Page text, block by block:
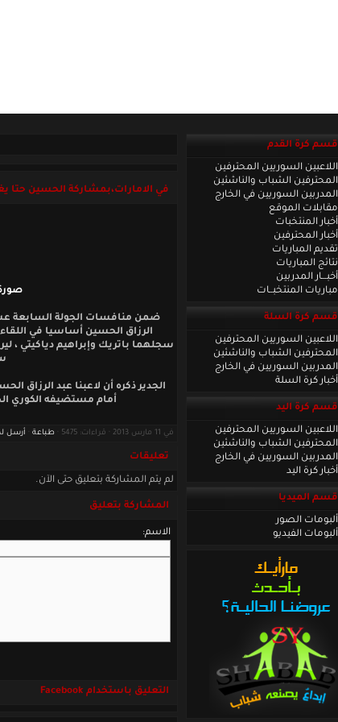
قسم كرة القدم
اللاعبين السوريين المحترفين
المحترفين الشباب والناشئين
المدربين السوريين في الخارج
مقابلات الموقع
أخبار المنتخبات
أخبار المحترفين
تقديم المباريات
نتائج المباريات
أخبـــار المدربين
مباريات المنتخبــات
قسم كرة السلة
اللاعبين السوريين المحترفين
المحترفين الشباب والناشئين
المدربين السوريين في الخارج
أخبار كرة السلة
قسم كرة اليد
اللاعبين السوريين المحترفين
المحترفين الشباب والناشئين
المدربين السوريين في الخارج
أخبار كرة اليد
قسم الميديا
ألبومات الصور
ألبومات الفيديو
في الامارات،بمشاركة الحسين حتا
ضمن منافسات الجولة السابعة
الرزاق الحسين أساسيا في
الجدير ذكره أن لاعبنا عبد الرزاق
أمام مستضيفه الكوري الجنوبي
في 11 مارس 2013 · قراءات: 5475 · طباعة أرسل
تعليقات
لم يتم المشاركة بتعليق حتى الآن.
المشاركة بتعليق
الاسم:
التعليق باستخدام Facebook